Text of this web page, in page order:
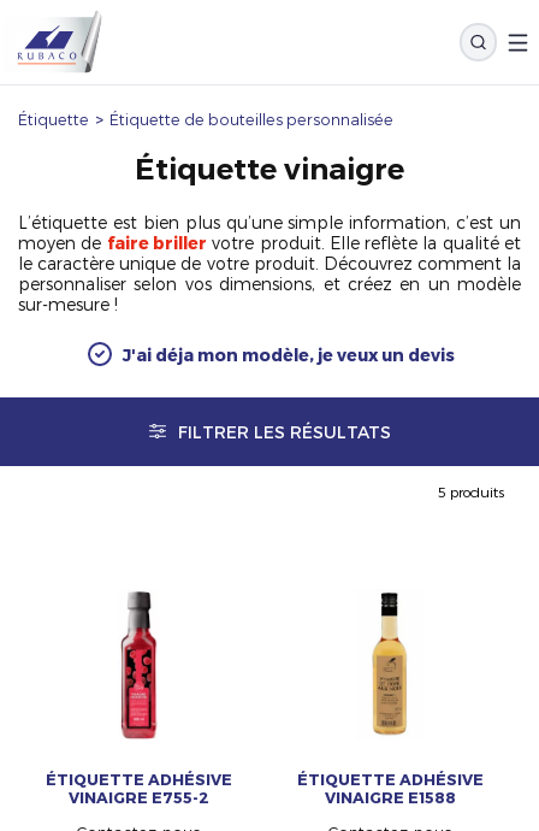
Étiquette > Étiquette de bouteilles personnalisée
Étiquette vinaigre
L’étiquette est bien plus qu’une simple information, c’est un
moyen de faire briller votre produit. Elle reflète la qualité et
le caractère unique de votre produit. Découvrez comment la
personnaliser selon vos dimensions, et créez en un modèle
sur-mesure !
J'ai déja mon modèle, je veux un devis
FILTRER LES RÉSULTATS
5 produits
ÉTIQUETTE ADHÉSIVE
VINAIGRE E755-2
ÉTIQUETTE ADHÉSIVE
VINAIGRE E1588